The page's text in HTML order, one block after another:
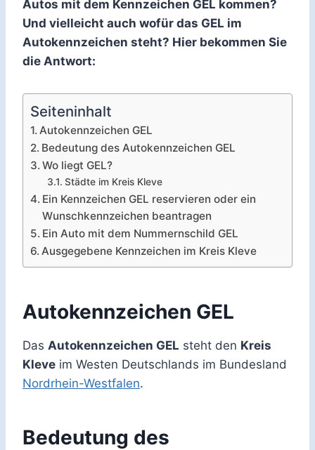
Autos mit dem Kennzeichen GEL kommen?
Und vielleicht auch wofür das GEL im
Autokennzeichen steht? Hier bekommen Sie
die Antwort:
Seiteninhalt
Autokennzeichen GEL
Bedeutung des Autokennzeichen GEL
Wo liegt GEL?
Städte im Kreis Kleve
Ein Kennzeichen GEL reservieren oder ein
Wunschkennzeichen beantragen
Ein Auto mit dem Nummernschild GEL
Ausgegebene Kennzeichen im Kreis Kleve
Autokennzeichen GEL
Das Autokennzeichen GEL steht den Kreis
Kleve im Westen Deutschlands im Bundesland
Nordrhein-Westfalen.
Bedeutung des